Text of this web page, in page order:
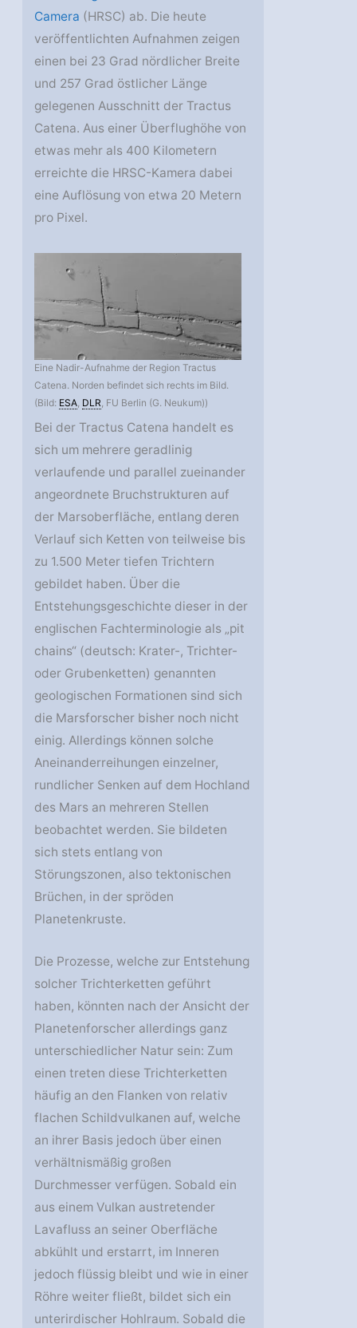
Camera (HRSC) ab. Die heute
veröffentlichten Aufnahmen zeigen
einen bei 23 Grad nördlicher Breite
und 257 Grad östlicher Länge
gelegenen Ausschnitt der Tractus
Catena. Aus einer Überflughöhe von
etwas mehr als 400 Kilometern
erreichte die HRSC-Kamera dabei
eine Auflösung von etwa 20 Metern
pro Pixel.
Eine Nadir-Aufnahme der Region Tractus
Catena. Norden befindet sich rechts im Bild.
(Bild: ESA, DLR, FU Berlin (G. Neukum))
Bei der Tractus Catena handelt es
sich um mehrere geradlinig
verlaufende und parallel zueinander
angeordnete Bruchstrukturen auf
der Marsoberfläche, entlang deren
Verlauf sich Ketten von teilweise bis
zu 1.500 Meter tiefen Trichtern
gebildet haben. Über die
Entstehungsgeschichte dieser in der
englischen Fachterminologie als „pit
chains“ (deutsch: Krater-, Trichter-
oder Grubenketten) genannten
geologischen Formationen sind sich
die Marsforscher bisher noch nicht
einig. Allerdings können solche
Aneinanderreihungen einzelner,
rundlicher Senken auf dem Hochland
des Mars an mehreren Stellen
beobachtet werden. Sie bildeten
sich stets entlang von
Störungszonen, also tektonischen
Brüchen, in der spröden
Planetenkruste.
Die Prozesse, welche zur Entstehung
solcher Trichterketten geführt
haben, könnten nach der Ansicht der
Planetenforscher allerdings ganz
unterschiedlicher Natur sein: Zum
einen treten diese Trichterketten
häufig an den Flanken von relativ
flachen Schildvulkanen auf, welche
an ihrer Basis jedoch über einen
verhältnismäßig großen
Durchmesser verfügen. Sobald ein
aus einem Vulkan austretender
Lavafluss an seiner Oberfläche
abkühlt und erstarrt, im Inneren
jedoch flüssig bleibt und wie in einer
Röhre weiter fließt, bildet sich ein
unterirdischer Hohlraum. Sobald die